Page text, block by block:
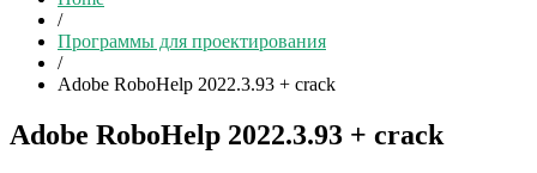
/
Программы для проектирования
/
Adobe RoboHelp 2022.3.93 + crack
Adobe RoboHelp 2022.3.93 + crack